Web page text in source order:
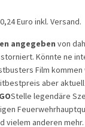
Euro inkl. Versand.
angegeben von
Könnte ne
Film
aber
Stelle legendäre
vielem anderen